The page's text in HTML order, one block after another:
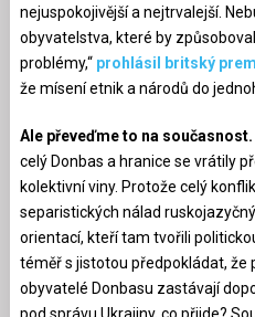
nejuspokojivější a nejtrvalejší.
obyvatelstva, které by
problémy,“ prohlásil britský
že mísení etnik a národů do
Ale převeďme to na současnost.
celý Donbas a hranice se vrátily
kolektivní viny. Protože celý
separistických nálad
orientací, kteří tam tvořili
téměř s jistotou předpokládat, že
obyvatelé Donbasu zastávají
pod správu Ukrajiny, co přijde?